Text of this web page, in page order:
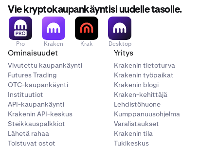
Vie kryptokaupankäyntisi uudelle tasolle.
Pro Kraken Krak Desktop
Ominaisuudet
Vivutettu kaupankäynti
Futures Trading
OTC-kaupankäynti
Instituutiot
API-kaupankäynti
Krakenin API-keskus
Steikkauspalkkiot
Lähetä rahaa
Toistuvat ostot
Yritys
Krakenin tietoturva
Krakenin työpaikat
Krakenin blogi
Kraken-kehittäjä
Lehdistöhuone
Kumppanuusohjelma
Varalistaukset
Krakenin tila
Tukikeskus